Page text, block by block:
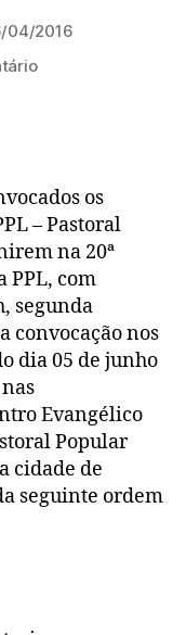
04/2016
em
Ordinária
da
PPL
os
– Pastoral
na 20ª
PPL, com
segunda
convocação nos
dia 05 de junho
Evangélico
Popular
cidade de
seguinte ordem